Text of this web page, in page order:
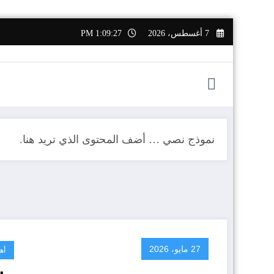
إلى
7 أغسطس، 2026 1:09:28 PM
نموذج نصي … أضف المحتوى الذي تريد هنا.
27 مايو، 2026